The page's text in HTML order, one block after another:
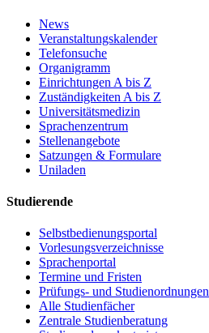
News
Veranstaltungskalender
Telefonsuche
Organigramm
Einrichtungen A bis Z
Zuständigkeiten A bis Z
Universitätsmedizin
Sprachenzentrum
Stellenangebote
Satzungen & Formulare
Uniladen
Studierende
Selbstbedienungsportal
Vorlesungsverzeichnisse
Sprachenportal
Termine und Fristen
Prüfungs- und Studienordnungen
Alle Studienfächer
Zentrale Studienberatung